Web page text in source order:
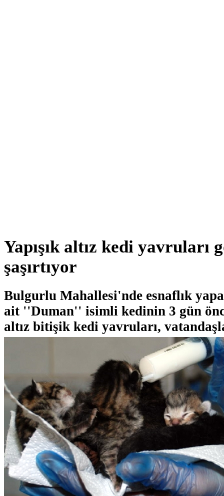
Yapışık altız kedi yavruları
şaşırtıyor
Bulgurlu Mahallesi'nde esnaflık
ait ''Duman'' isimli kedinin 3 gün
altız bitişik kedi yavruları,